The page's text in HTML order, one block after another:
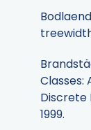
Classes:
Discrete
1999.